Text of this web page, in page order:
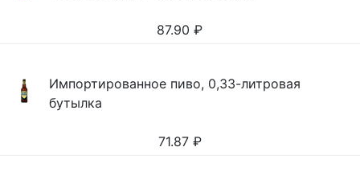
87.90 ₽
Импортированное пиво, 0,33-литровая
бутылка
71.87 ₽